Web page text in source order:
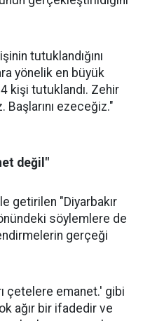
tutuklandığını
yönelik en büyük
kişi tutuklandı. Zehir
Başlarını ezeceğiz."
değil"
getirilen "Diyarbakır
söylemlere de
gerçeği
çetelere emanet.' gibi
ağır bir ifadedir ve